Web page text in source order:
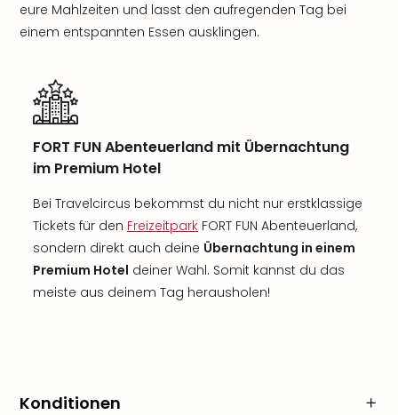
eure Mahlzeiten und lasst den aufregenden Tag bei
einem entspannten Essen ausklingen.
FORT FUN Abenteuerland mit Übernachtung
im Premium Hotel
Bei Travelcircus bekommst du nicht nur erstklassige
Tickets für den Freizeitpark FORT FUN Abenteuerland,
sondern direkt auch deine Übernachtung in einem
Premium Hotel deiner Wahl. Somit kannst du das
meiste aus deinem Tag herausholen!
Konditionen